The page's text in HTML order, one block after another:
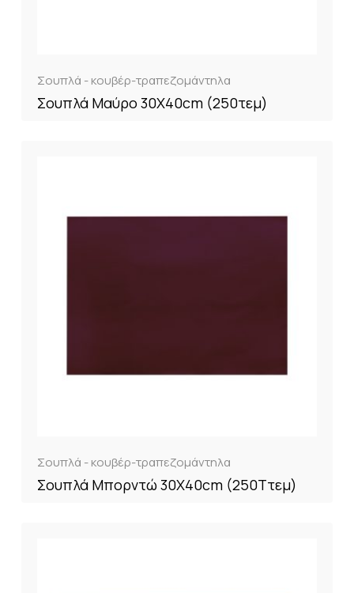
Σουπλά - κουβέρ-τραπεζομάντηλα
Σουπλά Μαύρο 30X40cm (250τεμ)
Σουπλά - κουβέρ-τραπεζομάντηλα
Σουπλά Μπορντώ 30X40cm (250Tτεμ)